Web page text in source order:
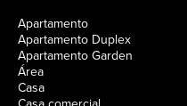
Apartamento
Apartamento Duplex
Apartamento Garden
Área
Casa